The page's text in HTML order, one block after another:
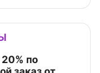
20% по